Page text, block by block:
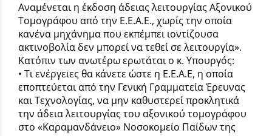
Αναμένεται η έκδοση άδειας λειτουργίας Αξονικού
Τομογράφου από την Ε.Ε.Α.Ε., χωρίς την οποία
κανένα μηχάνημα που εκπέμπει ιοντίζουσα
ακτινοβολία δεν μπορεί να τεθεί σε λειτουργία».
Κατόπιν των ανωτέρω ερωτάται ο κ. Υπουργός:
• Τι ενέργειες θα κάνετε ώστε η Ε.Ε.Α.Ε, η οποία
εποπτεύεται από την Γενική Γραμματεία Έρευνας
και Τεχνολογίας, να μην καθυστερεί προκλητικά
την άδεια λειτουργίας του αξονικού τομογράφου
στο «Καραμανδάνειο» Νοσοκομείο Παίδων της